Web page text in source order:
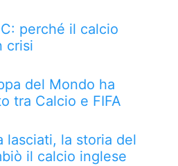
perché il calcio
crisi
del Mondo ha
tra Calcio e FIFA
lasciati, la storia del
il calcio inglese